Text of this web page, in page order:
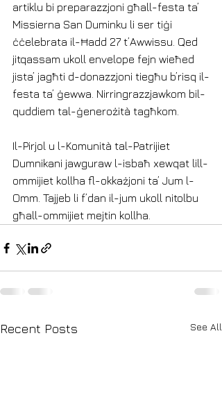
artiklu bi preparazzjoni għall-festa ta’
Missierna San Duminku li ser tiġi
ċċelebrata il-Ħadd 27 t’Awwissu. Qed
jitqassam ukoll envelope fejn wieħed
jista’ jagħti d-donazzjoni tiegħu b’risq il-
festa ta’ ġewwa. Nirringrazzjawkom bil-
quddiem tal-ġenerożità tagħkom.
Il-Pirjol u l-Komunità tal-Patrijiet
Dumnikani jawguraw l-isbaħ xewqat lill-
ommijiet kollha fl-okkażjoni ta’ Jum l-
Omm. Tajjeb li f’dan il-jum ukoll nitolbu
għall-ommijiet mejtin kollha.
Recent Posts See All